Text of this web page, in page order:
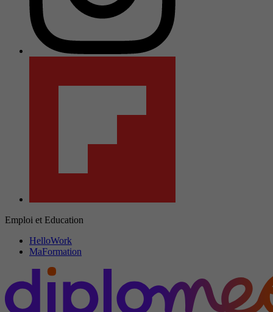
Emploi et Education
HelloWork
MaFormation